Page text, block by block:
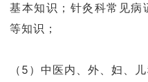
基本知识；针灸科常见病
等知识；
（5）中医内、外、妇、